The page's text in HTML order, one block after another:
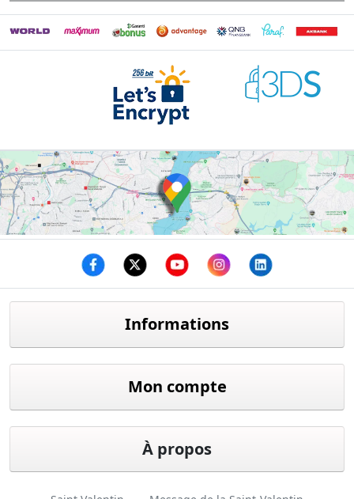
Informations
Mon compte
À propos